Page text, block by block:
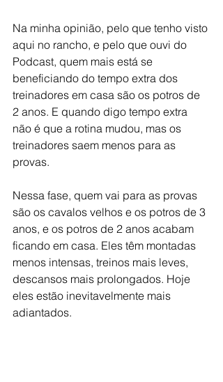
Na minha opinião, pelo que tenho visto
aqui no rancho, e pelo que ouvi do
Podcast, quem mais está se
beneficiando do tempo extra dos
treinadores em casa são os potros de
2 anos. E quando digo tempo extra
não é que a rotina mudou, mas os
treinadores saem menos para as
provas.
Nessa fase, quem vai para as provas
são os cavalos velhos e os potros de 3
anos, e os potros de 2 anos acabam
ficando em casa. Eles têm montadas
menos intensas, treinos mais leves,
descansos mais prolongados. Hoje
eles estão inevitavelmente mais
adiantados.